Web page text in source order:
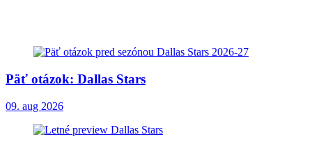
Päť otázok: Dallas Stars
09. aug 2026